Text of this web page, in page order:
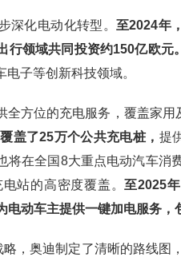
深化电动化转型。至2024年
行领域共同投资约150亿欧元。
子等创新科技领域。
全方位的充电服务，覆盖家用
盖了25万个公共充电桩， 提
将在全国8大重点电动汽车消
站的高密度覆盖。至2025
电动车主提供一键加电服务，
略，奥迪制定了清晰的路线